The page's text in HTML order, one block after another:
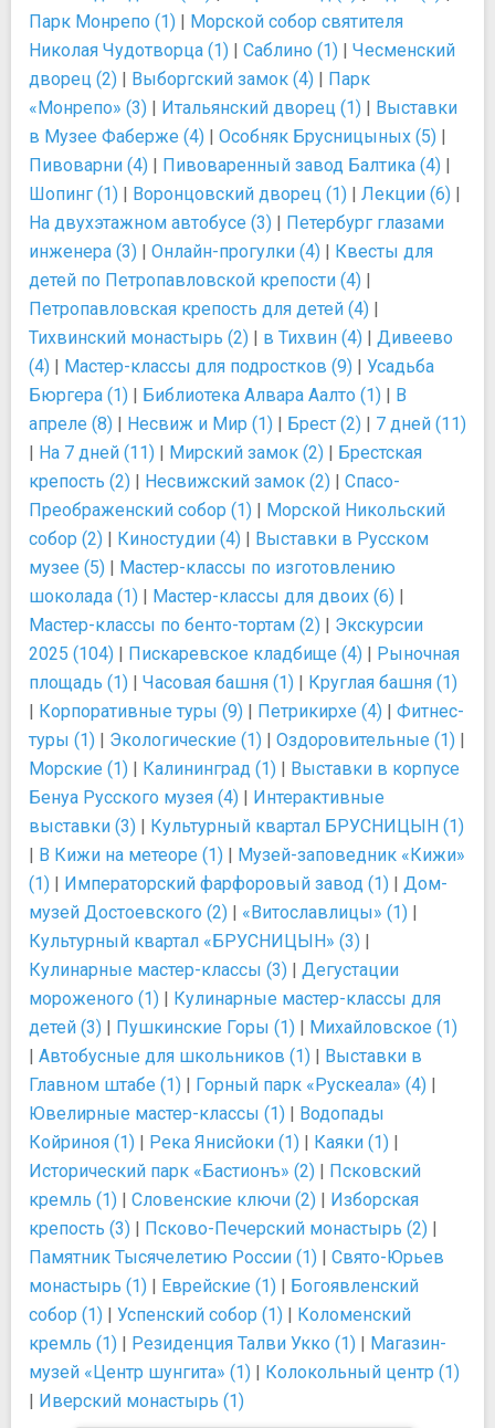
Парк Монрепо (1) | Морской собор святителя
Николая Чудотворца (1) | Саблино (1) | Чесменский
дворец (2) | Выборгский замок (4) | Парк
«Монрепо» (3) | Итальянский дворец (1) | Выставки
в Музее Фаберже (4) | Особняк Брусницыных (5) |
Пивоварни (4) | Пивоваренный завод Балтика (4) |
Шопинг (1) | Воронцовский дворец (1) | Лекции (6) |
На двухэтажном автобусе (3) | Петербург глазами
инженера (3) | Онлайн-прогулки (4) | Квесты для
детей по Петропавловской крепости (4) |
Петропавловская крепость для детей (4) |
Тихвинский монастырь (2) | в Тихвин (4) | Дивеево
(4) | Мастер-классы для подростков (9) | Усадьба
Бюргера (1) | Библиотека Алвара Аалто (1) | В
апреле (8) | Несвиж и Мир (1) | Брест (2) | 7 дней (11)
| На 7 дней (11) | Мирский замок (2) | Брестская
крепость (2) | Несвижский замок (2) | Спасо-
Преображенский собор (1) | Морской Никольский
собор (2) | Киностудии (4) | Выставки в Русском
музее (5) | Мастер-классы по изготовлению
шоколада (1) | Мастер-классы для двоих (6) |
Мастер-классы по бенто-тортам (2) | Экскурсии
2025 (104) | Пискаревское кладбище (4) | Рыночная
площадь (1) | Часовая башня (1) | Круглая башня (1)
| Корпоративные туры (9) | Петрикирхе (4) | Фитнес-
туры (1) | Экологические (1) | Оздоровительные (1) |
Морские (1) | Калининград (1) | Выставки в корпусе
Бенуа Русского музея (4) | Интерактивные
выставки (3) | Культурный квартал БРУСНИЦЫН (1)
| В Кижи на метеоре (1) | Музей-заповедник «Кижи»
(1) | Императорский фарфоровый завод (1) | Дом-
музей Достоевского (2) | «Витославлицы» (1) |
Культурный квартал «БРУСНИЦЫН» (3) |
Кулинарные мастер-классы (3) | Дегустации
мороженого (1) | Кулинарные мастер-классы для
детей (3) | Пушкинские Горы (1) | Михайловское (1)
| Автобусные для школьников (1) | Выставки в
Главном штабе (1) | Горный парк «Рускеала» (4) |
Ювелирные мастер-классы (1) | Водопады
Койриноя (1) | Река Янисйоки (1) | Каяки (1) |
Исторический парк «Бастионъ» (2) | Псковский
кремль (1) | Словенские ключи (2) | Изборская
крепость (3) | Псково-Печерский монастырь (2) |
Памятник Тысячелетию России (1) | Свято-Юрьев
монастырь (1) | Еврейские (1) | Богоявленский
собор (1) | Успенский собор (1) | Коломенский
кремль (1) | Резиденция Талви Укко (1) | Магазин-
музей «Центр шунгита» (1) | Колокольный центр (1)
| Иверский монастырь (1)